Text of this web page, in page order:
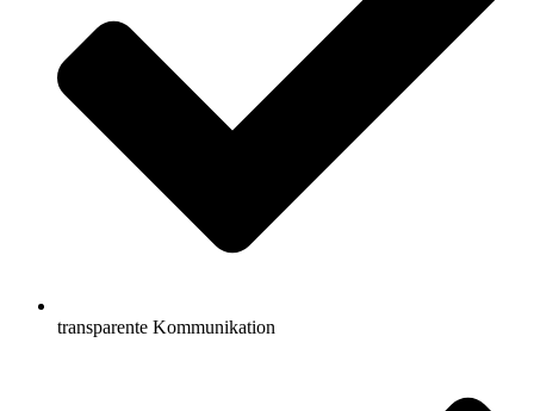
transparente Kommunikation